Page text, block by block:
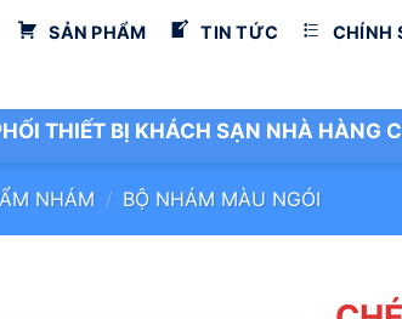
SẢN PHẨM TIN TỨC CHÍNH
THIẾT BỊ KHÁCH SẠN NHÀ HÀNG
NHÁM / BỘ NHÁM MÀU NGÓI